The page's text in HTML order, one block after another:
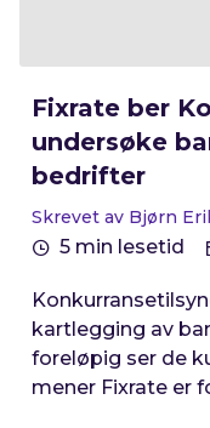
Fixrate ber
undersøke
bedrifter
Skrevet av Bjørn
5 min lesetid
kartlegging av
foreløpig ser de
mener Fixrate er